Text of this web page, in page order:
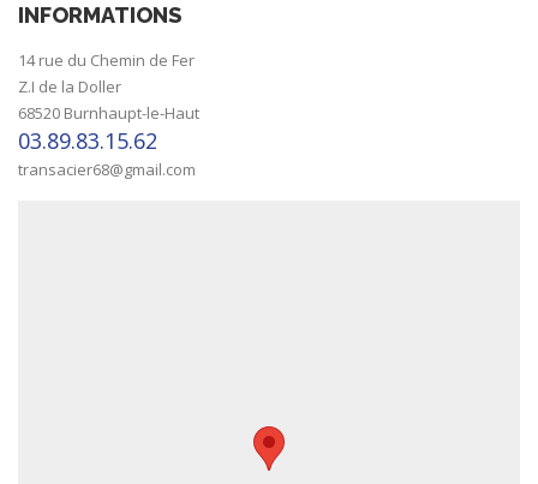
INFORMATIONS
14 rue du Chemin de Fer
Z.I de la Doller
68520 Burnhaupt-le-Haut
03.89.83.15.62
transacier68@gmail.com